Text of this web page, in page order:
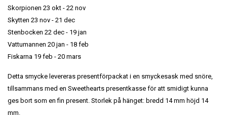
Skorpionen 23 okt - 22 nov
Skytten 23 nov - 21 dec
Stenbocken 22 dec - 19 jan
Vattumannen 20 jan - 18 feb
Fiskarna 19 feb - 20 mars
Detta smycke levereras presentförpackat i en smyckesask med snöre,
tillsammans med en Sweethearts presentkasse för att smidigt kunna
ges bort som en fin present. Storlek på hänget: bredd 14 mm höjd 14
mm.